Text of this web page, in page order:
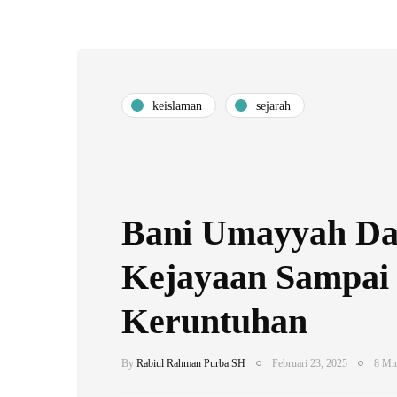
keislaman sejarah
Bani Umayyah
Kejayaan Sampai
Keruntuhan
By Rabiul Rahman Purba SH Februari 23, 2025 8